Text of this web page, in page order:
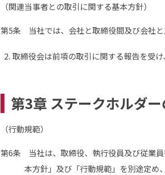
（関連当事者との取引に関する基本方針）
第5条 当社では、会社と取締役間及び会社と
取締役会は前項の取引に関する報告を受け
第3章 ステークホルダ
（行動規範）
第6条 当社は、取締役、執行役員及び従業
本方針」及び「行動規範」を別途定め